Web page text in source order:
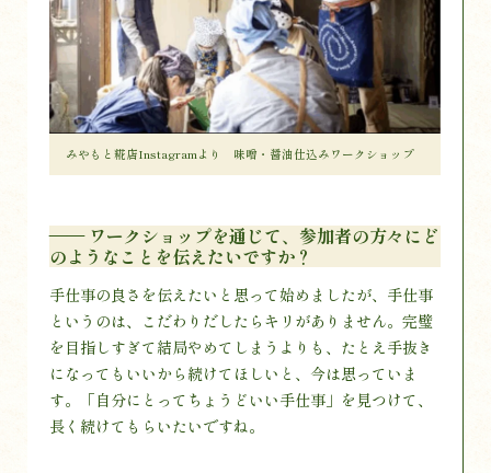
みやもと糀店Instagramより 味噌・醤油仕込みワークショップ
—— ワークショップを通じて、参加者の方々にど
のようなことを伝えたいですか？
手仕事の良さを伝えたいと思って始めましたが、手仕事
というのは、こだわりだしたらキリがありません。完璧
を目指しすぎて結局やめてしまうよりも、たとえ手抜き
になってもいいから続けてほしいと、今は思っていま
す。「自分にとってちょうどいい手仕事」を見つけて、
長く続けてもらいたいですね。